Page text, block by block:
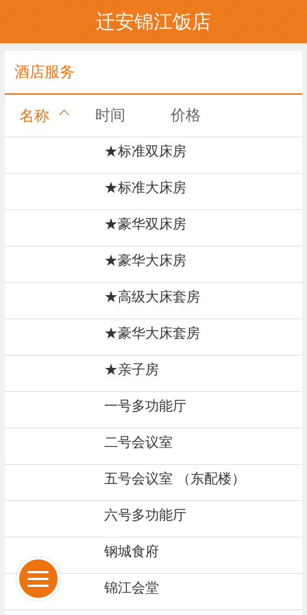
迁安锦江饭店
酒店服务
名称 时间 价格
★标准双床房
★标准大床房
★豪华双床房
★豪华大床房
★高级大床套房
★豪华大床套房
★亲子房
一号多功能厅
二号会议室
五号会议室 （东配楼）
六号多功能厅
钢城食府
锦江会堂